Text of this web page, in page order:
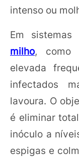
intenso ou
Em
milho, como
elevada
infectados
lavoura. O
é eliminar
inóculo a
espigas e